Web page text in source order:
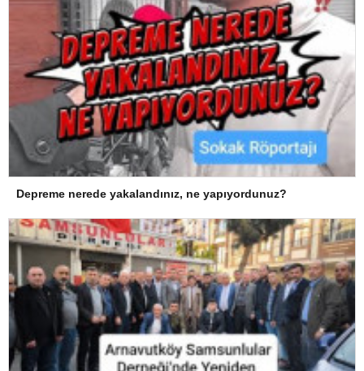
Depreme nerede yakalandınız, ne yapıyordunuz?